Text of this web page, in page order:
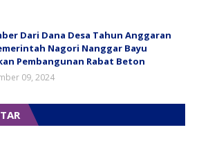
Dari Dana Desa Tahun Anggaran
Nagori Nanggar Bayu
Pembangunan Rabat Beton
09, 2024